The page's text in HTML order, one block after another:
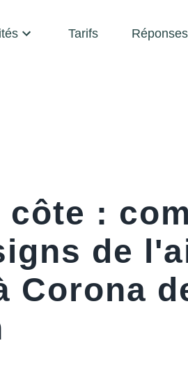
Tarifs Réponses
:
de
Corona